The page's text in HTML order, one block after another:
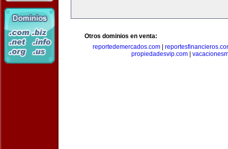
Otros dominios en venta:
reportedemercados.com
propiedadesvip.com